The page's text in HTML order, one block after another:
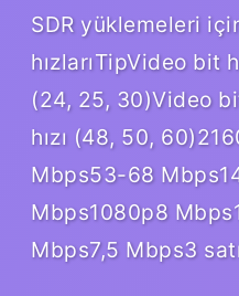
SDR yüklemeleri
hızlarıTipVideo bit
(24, 25, 30)Video
hızı (48, 50,
Mbps53-68
Mbps1080p8
Mbps7,5 Mbps3